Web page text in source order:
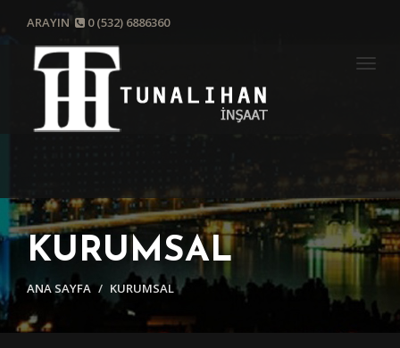
KURUMSAL
ANA SAYFA KURUMSAL
ARAYIN 0 (532) 6886360